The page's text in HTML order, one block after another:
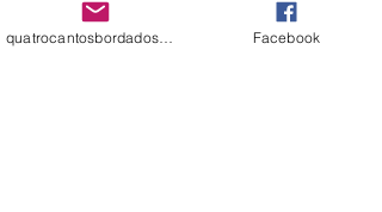
ACRESCENTANDO TEXTOS OU
NOMES, É SÓ ENTRAR EMFacebook